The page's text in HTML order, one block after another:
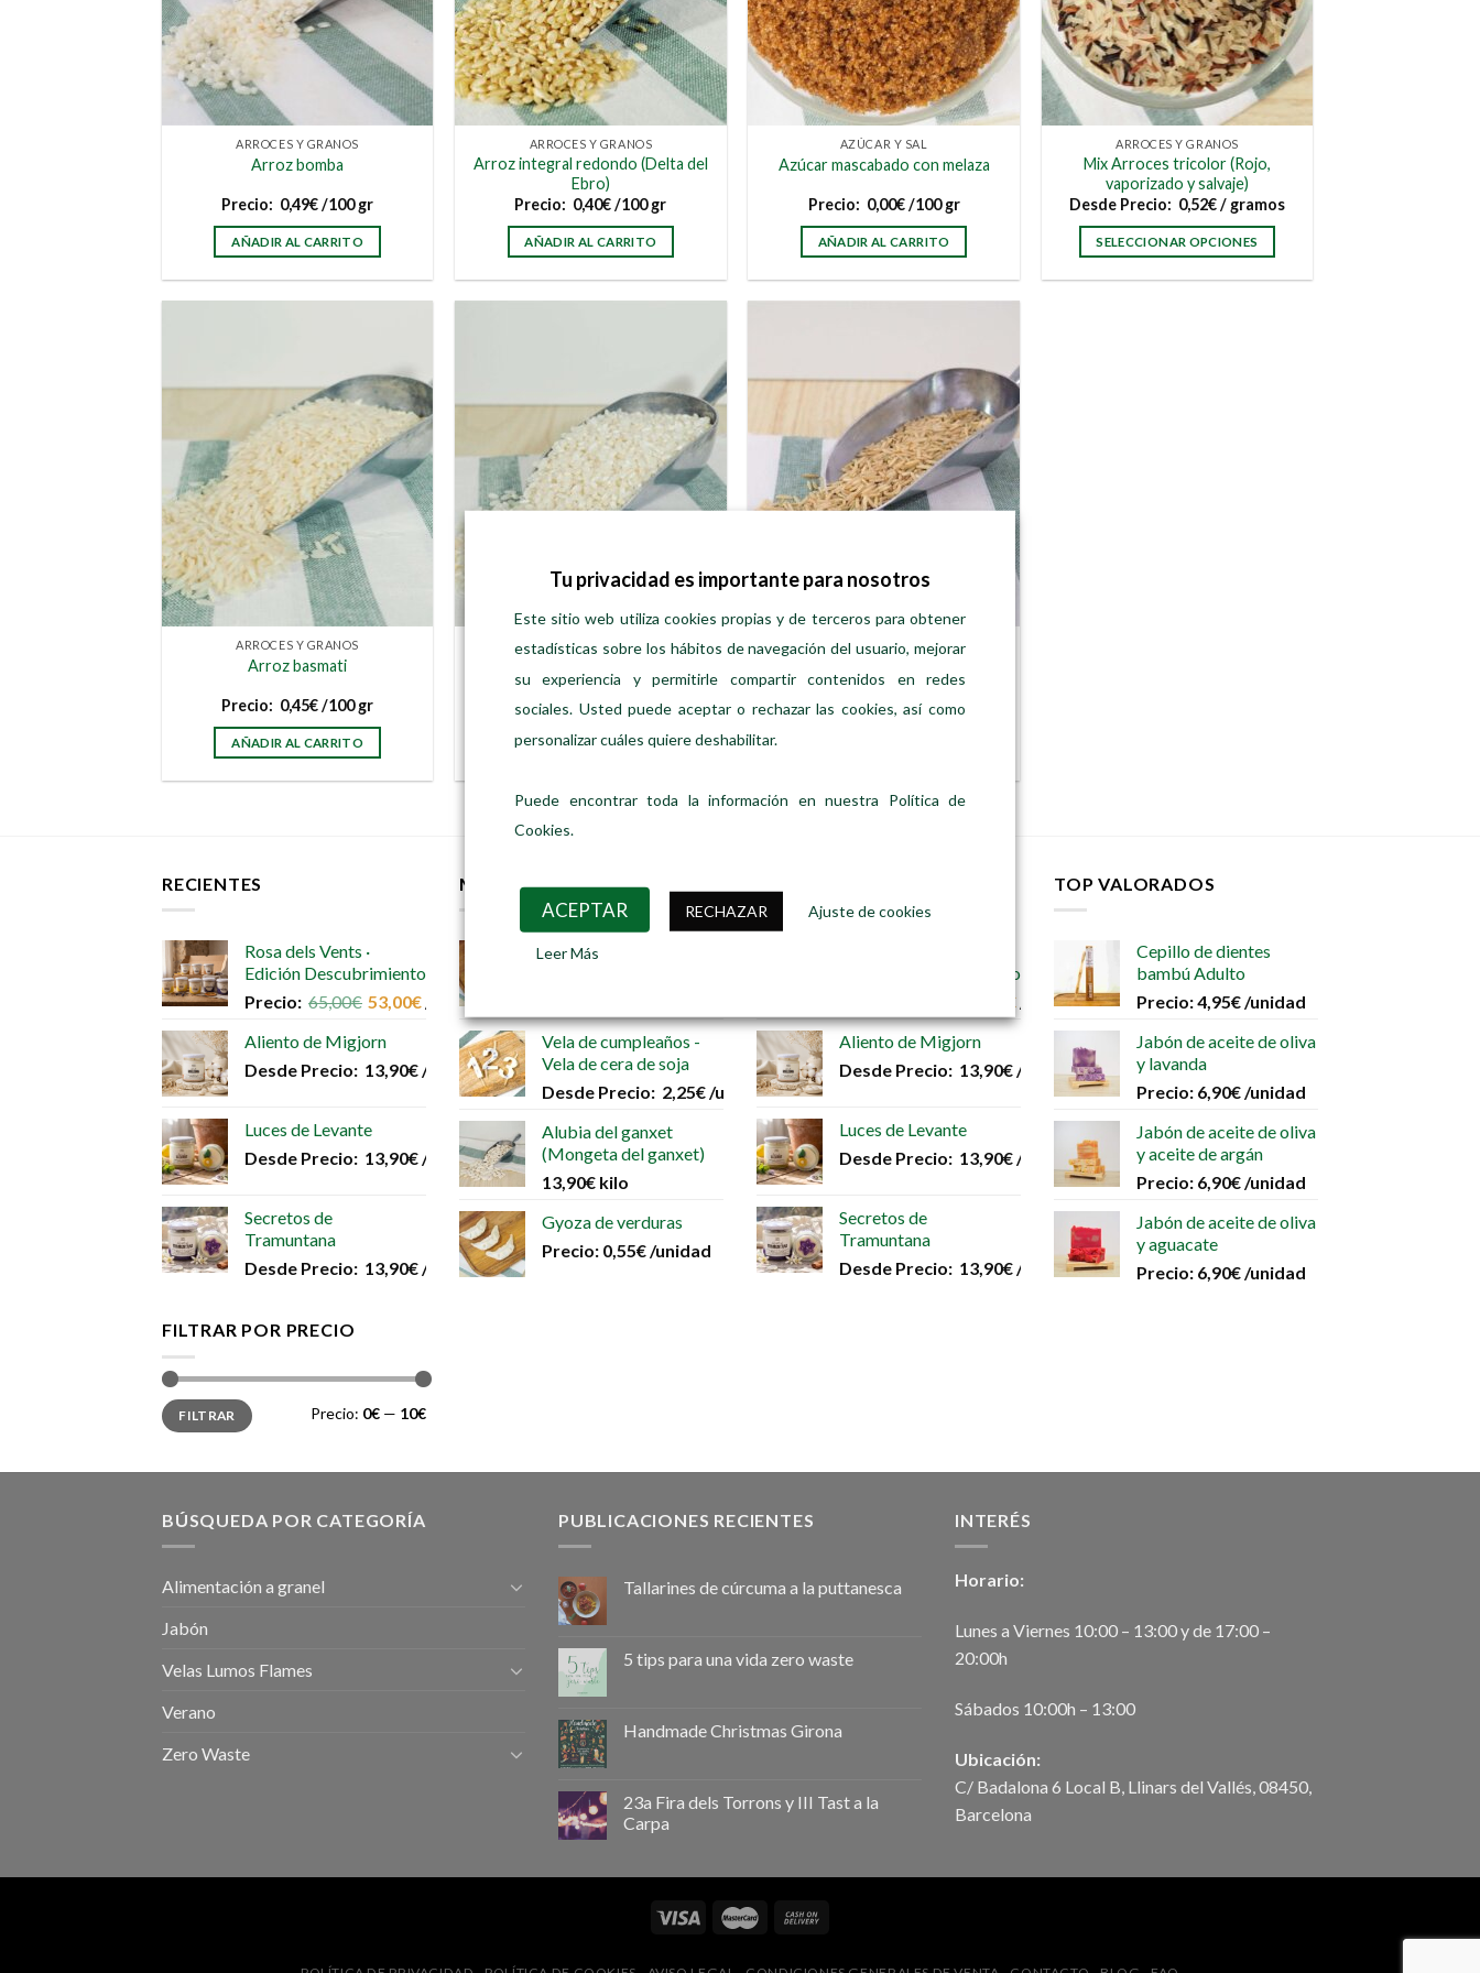
ARROCES Y GRANOS
Arroz bomba
Precio: 0,49€/100 gr
AÑADIR AL CARRITO
ARROCES Y GRANOS
Arroz integral redondo (Delta del
Ebro)
Precio: 0,40€/100 gr
AÑADIR AL CARRITO
AZÚCAR Y SAL
Azúcar mascabado con melaza
Precio: 0,00€/100 gr
AÑADIR AL CARRITO
ARROCES Y GRANOS
Mix Arroces tricolor (Rojo,
vaporizado y salvaje)
Desde Precio: 0,52€/ gramos
SELECCIONAR OPCIONES
ARROCES Y GRANOS
Arroz basmati
Precio: 0,45€/100 gr
AÑADIR AL CARRITO
ARROCES Y GRANOS
Ebro)
Precio: 0,39€/100 gr
AÑADIR AL CARRITO
ARROCES Y GRANOS
Precio:0,47 €/100 gr
RECIENTES
Rosa dels Vents ·
Edición Descubrimiento
Precio: 65,00€ 53,00€/unidad
Aliento de Migjorn
Desde Precio: 13,90€/unidad
Luces de Levante
Desde Precio: 13,90€/unidad
Secretos de
Tramuntana
Desde Precio: 13,90€/unidad
MÁS VENDIDOS
Gyoza de camarón y
Vela de cumpleaños -
Vela de cera de soja
Desde Precio: 2,25€/unidad
Alubia del ganxet
(Mongeta del ganxet)
13,90€ kilo
Gyoza de verduras
Precio: 0,55€/unidad
Edición Descubrimiento
€/unidad
Aliento de Migjorn
Desde Precio: 13,90€/unidad
Luces de Levante
Desde Precio: 13,90€/unidad
Secretos de
Tramuntana
Desde Precio: 13,90€/unidad
TOP VALORADOS
Cepillo de dientes
bambú Adulto
Precio:4,95€/unidad
Jabón de aceite de oliva
y lavanda
Precio: 6,90€/unidad
Jabón de aceite de oliva
y aceite de argán
Precio: 6,90€/unidad
Jabón de aceite de oliva
y aguacate
Precio: 6,90€/unidad
FILTRAR POR PRECIO
Precio
mínimo
Precio
máximo
FILTRAR Precio: 0€ — 10€
BÚSQUEDA POR CATEGORÍA
Alimentación a granel
Jabón
Velas Lumos Flames
Verano
Zero Waste
PUBLICACIONES RECIENTES
Tallarines de cúrcuma a la puttanesca
5 tips para una vida zero waste
Handmade Christmas Girona
23a Fira dels Torrons y III Tast a la
Carpa
INTERÉS
Horario:
Lunes a Viernes 10:00 – 13:00 y de 17:00 –
20:00h
Sábados 10:00h – 13:00
Ubicación:
C/ Badalona 6 Local B, Llinars del Vallés, 08450,
Barcelona
Tu privacidad es importante para nosotros
Este sitio web utiliza cookies propias y de terceros para obtener
estadísticas sobre los hábitos de navegación del usuario, mejorar
su experiencia y permitirle compartir contenidos en redes
sociales. Usted puede aceptar o rechazar las cookies, así como
personalizar cuáles quiere deshabilitar.
Puede encontrar toda la información en nuestra Política de
Cookies.
ACEPTAR RECHAZAR Ajuste de cookies
Leer Más